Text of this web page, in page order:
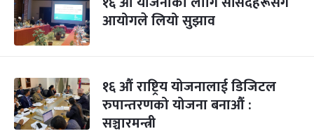
आयोगले लियो सुझाव
१६ औं राष्ट्रिय योजनालाई डिजिटल
रुपान्तरणको योजना बनाऔं :
सञ्चारमन्त्री